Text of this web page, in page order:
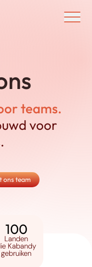
Ouvrir/
teams.
voor
ons team
100
Landen
Kabandy
gebruiken